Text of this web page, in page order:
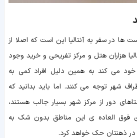
ها در سفر به آنتالیا این است که اصلا از
هزاران هتل و مرکز تفریحی و خرید وجود
خود می کند به همین دلیل افراد کمی به
شهر توجه می کنند. اما باید بدانید که
دور از مرکز شهر بسیار جالب هستند،
فوق العاده ی این مناطق بدون شک به
ذهنتان حک خواهد کرد.